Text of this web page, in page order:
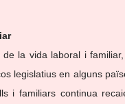
la vida laboral i
legislatius en alguns
i familiars continua